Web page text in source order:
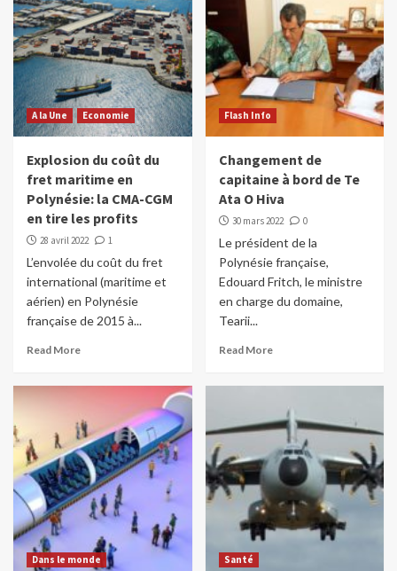
A la Une Economie
Explosion du coût du
fret maritime en
Polynésie: la CMA-CGM
en tire les profits
28 avril 2022 1
L’envolée du coût du fret
international (maritime et
aérien) en Polynésie
française de 2015 à...
Read More
Flash Info
Changement de
capitaine à bord de Te
Ata O Hiva
30 mars 2022 0
Le président de la
Polynésie française,
Edouard Fritch, le ministre
en charge du domaine,
Tearii...
Read More
Dans le monde Santé